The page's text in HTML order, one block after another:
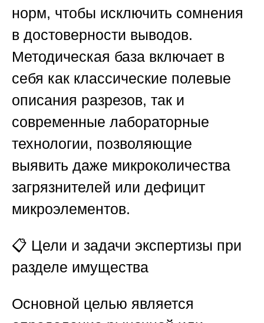
норм, чтобы исключить сомнения
в достоверности выводов.
Методическая база включает в
себя как классические полевые
описания разрезов, так и
современные лабораторные
технологии, позволяющие
выявить даже микроколичества
загрязнителей или дефицит
микроэлементов.
📋 Цели и задачи экспертизы при
разделе имущества
Основной целью является